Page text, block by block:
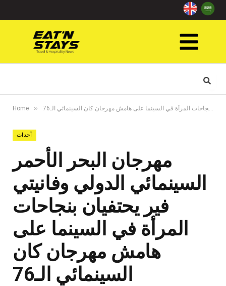
Home » مهرجان البحر الأحمر السينمائي الدولي وفانيتي فير يحتفيان بنجاحات المرأة في السينما على هامش مهرجان كان السينمائي الـ76
أحداث
مهرجان البحر الأحمر
السينمائي الدولي وفانيتي
فير يحتفيان بنجاحات
المرأة في السينما على
هامش مهرجان كان
السينمائي الـ76